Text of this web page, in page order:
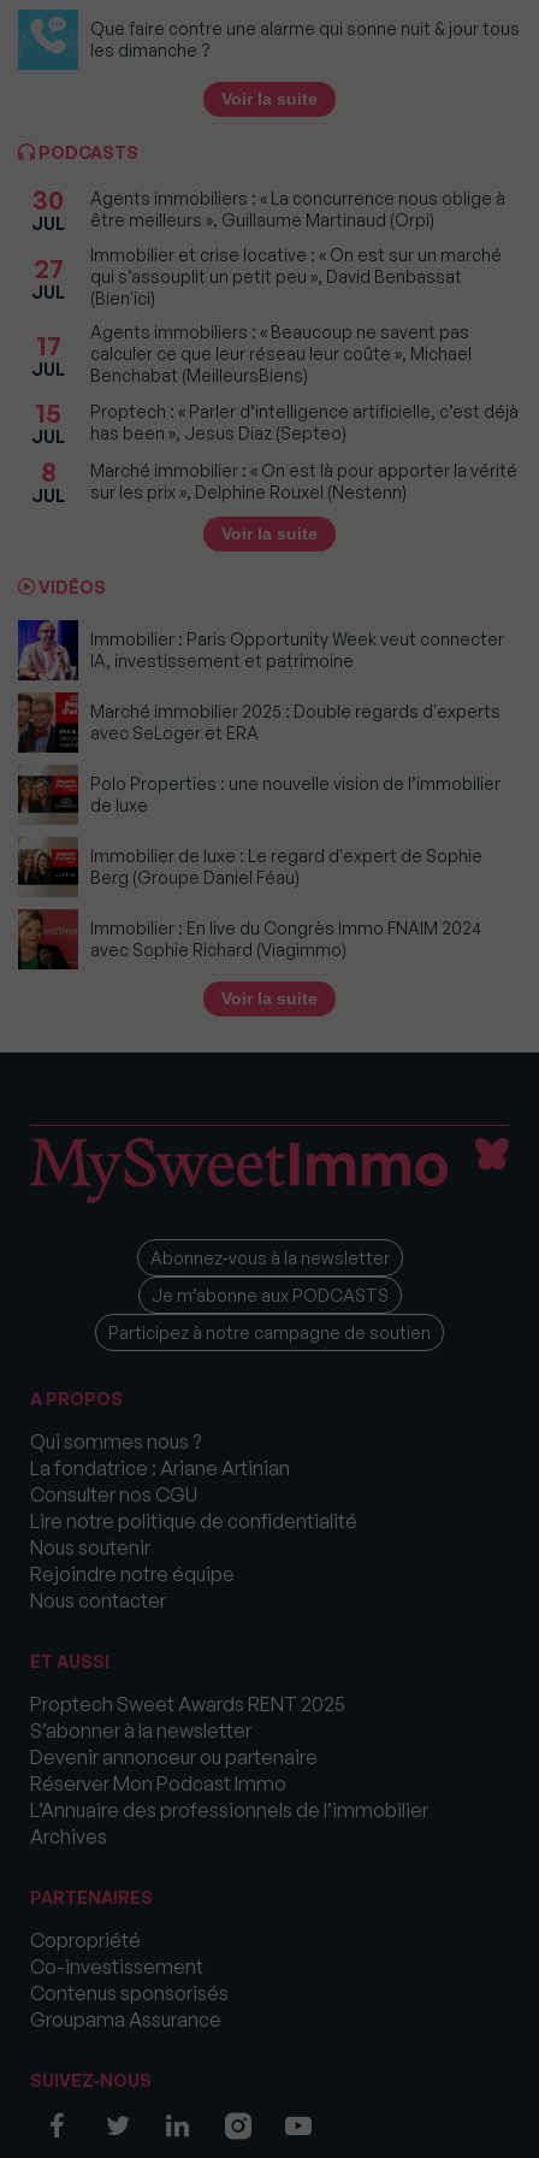
Que faire contre une alarme qui sonne nuit & jour tous
les dimanche ?
Voir la suite
PODCASTS
30
JUL
Agents immobiliers : « La concurrence nous oblige à
être meilleurs », Guillaume Martinaud (Orpi)
27
JUL
Immobilier et crise locative : « On est sur un marché
qui s’assouplit un petit peu », David Benbassat
(Bien'ici)
17
JUL
Agents immobiliers : « Beaucoup ne savent pas
calculer ce que leur réseau leur coûte », Michael
Benchabat (MeilleursBiens)
15
JUL
Proptech : « Parler d’intelligence artificielle, c’est déjà
has been », Jesus Diaz (Septeo)
8
JUL
Marché immobilier : « On est là pour apporter la vérité
sur les prix », Delphine Rouxel (Nestenn)
Voir la suite
VIDÉOS
Immobilier : Paris Opportunity Week veut connecter
IA, investissement et patrimoine
Marché immobilier 2025 : Double regards d'experts
avec SeLoger et ERA
Polo Properties : une nouvelle vision de l’immobilier
de luxe
Immobilier de luxe : Le regard d'expert de Sophie
Berg (Groupe Daniel Féau)
Immobilier : En live du Congrès Immo FNAIM 2024
avec Sophie Richard (Viagimmo)
Voir la suite
Abonnez-vous à la newsletter
Je m’abonne aux PODCASTS
Participez à notre campagne de soutien
A PROPOS
Qui sommes nous ?
La fondatrice : Ariane Artinian
Consulter nos CGU
Lire notre politique de confidentialité
Nous soutenir
Rejoindre notre équipe
Nous contacter
ET AUSSI
Proptech Sweet Awards RENT 2025
S’abonner à la newsletter
Devenir annonceur ou partenaire
Réserver Mon Podcast Immo
L’Annuaire des professionnels de l’immobilier
Archives
PARTENAIRES
Copropriété
Co-investissement
Contenus sponsorisés
Groupama Assurance
SUIVEZ-NOUS